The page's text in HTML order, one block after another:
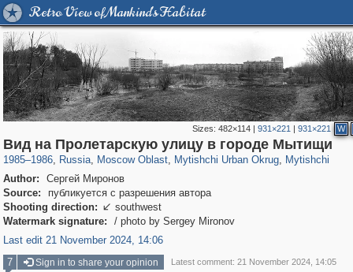
Retro View of Mankind's Habitat
Sizes: 482×114| 931×221 | 931×221 W
Вид на Пролетарскую улицу в городе Мытищи
1985–1986, Russia
1,406,761 29,243
, Moscow Oblast
96,438 1,691
, Mytishchi Urban Okrug
3,146 38
, Mytishchi
1,403 19
Author:
Сергей Миронов
Source:
публикуется с разрешения автора
Shooting direction:  southwest
Watermark signature:
/ photo by Sergey Mironov
Last edit 21 November 2024, 14:06
7
Sign in to share your opinion Latest comment: 21 November 2024, 14:05